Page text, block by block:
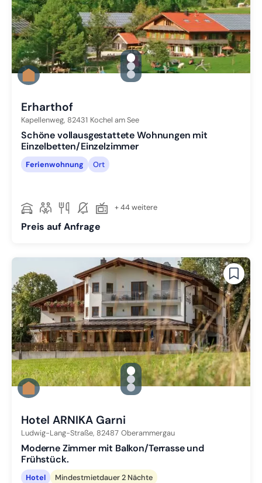
gallery.slide_selector
Zu Slide 1 wechseln
Zu Slide 2 wechseln
Zu Slide 3 wechseln
Erharthof
Kapellenweg, 82431 Kochel am See
Schöne vollausgestattete Wohnungen mit
Einzelbetten/Einzelzimmer
Ferienwohnung Ort
+ 44 weitere
Preis auf Anfrage
gallery.slide_selector
Zu Slide 1 wechseln
Zu Slide 2 wechseln
Zu Slide 3 wechseln
Hotel ARNIKA Garni
Ludwig-Lang-Straße, 82487 Oberammergau
Moderne Zimmer mit Balkon/Terrasse und
Frühstück.
Hotel Mindestmietdauer 2 Nächte